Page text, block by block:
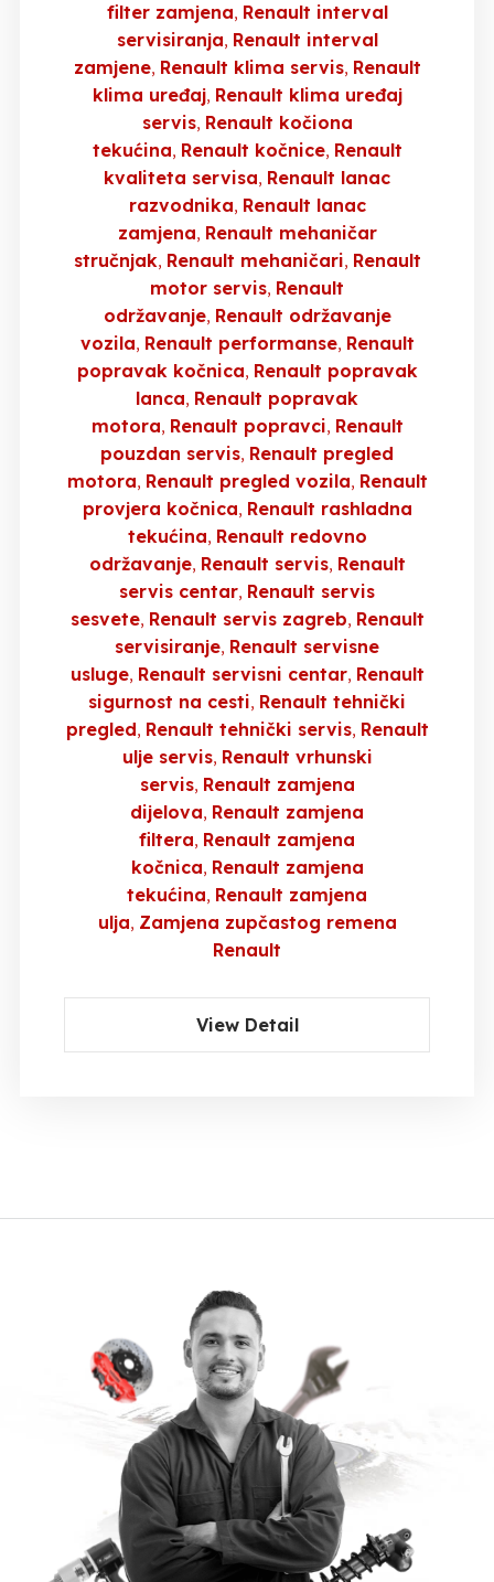
filter zamjena Renault interval
servisiranja Renault interval
zamjene Renault klima servis Renault
klima uređaj Renault klima uređaj
servis Renault kočiona
tekućina Renault kočnice Renault
kvaliteta servisa Renault lanac
razvodnika Renault lanac
zamjena Renault mehaničar
stručnjak Renault mehaničari Renault
motor servis Renault
održavanje Renault održavanje
vozila Renault performanse Renault
popravak kočnica Renault popravak
lanca Renault popravak
motora Renault popravci Renault
pouzdan servis Renault pregled
motora Renault pregled vozila Renault
provjera kočnica Renault rashladna
tekućina Renault redovno
održavanje Renault servis Renault
servis centar Renault servis
sesvete Renault servis zagreb Renault
servisiranje Renault servisne
usluge Renault servisni centar Renault
sigurnost na cesti Renault tehnički
pregled Renault tehnički servis Renault
ulje servis Renault vrhunski
servis Renault zamjena
dijelova Renault zamjena
filtera Renault zamjena
kočnica Renault zamjena
tekućina Renault zamjena
ulja Zamjena zupčastog remena
Renault
View Detail